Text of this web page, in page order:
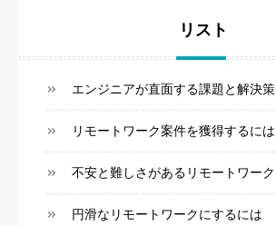
リスト
エンジニアが直面する課題と解決策
リモートワーク案件を獲得するには
不安と難しさがあるリモートワーク
円滑なリモートワークにするには